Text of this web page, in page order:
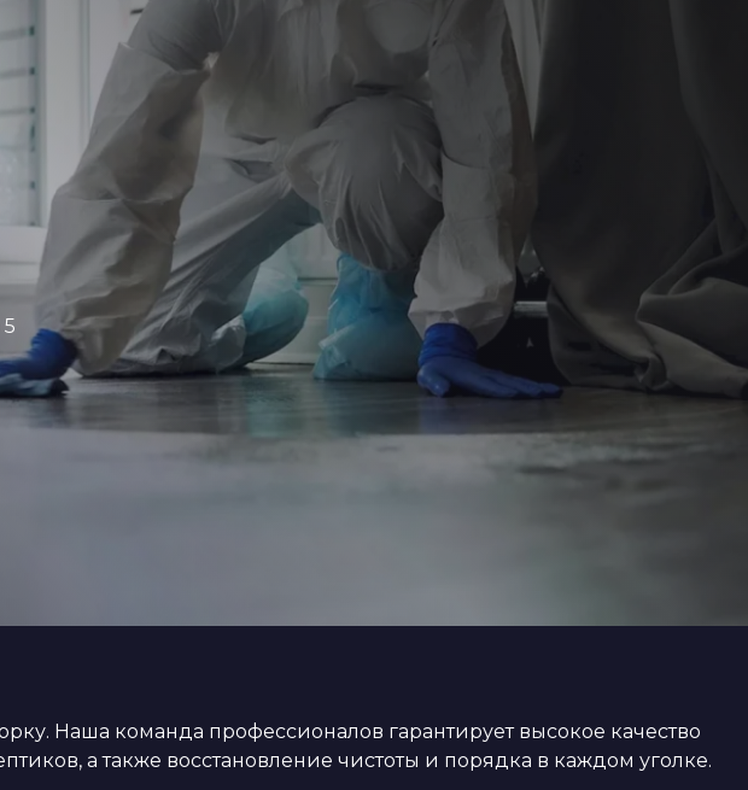
Наша команда профессионалов гарантирует высокое качество
а также восстановление чистоты и порядка в каждом уголке.